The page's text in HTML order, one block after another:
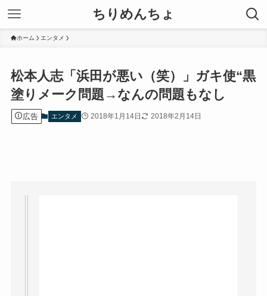
ちりめんちょ
ホーム エンタメ
松本人志「浜田が悪い（笑）」ガキ使“黒
塗りメーク問題→なんの問題もなし
広告 エンタメ 2018年1月14日 2018年2月14日